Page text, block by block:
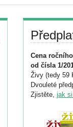
Cena
od čísla 1/
Živy (tedy 59
Dvouleté
Zjistěte, jak